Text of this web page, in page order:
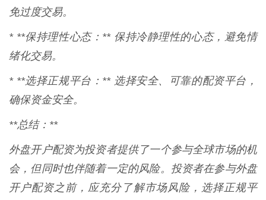
免过度交易。
* **保持理性心态：** 保持冷静理性的心态，避免情
绪化交易。
* **选择正规平台：** 选择安全、可靠的配资平台，
确保资金安全。
**总结：**
外盘开户配资为投资者提供了一个参与全球市场的机
会，但同时也伴随着一定的风险。投资者在参与外盘
开户配资之前，应充分了解市场风险，选择正规平